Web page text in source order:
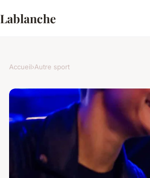
Lablanche
Accueil›Autre sport